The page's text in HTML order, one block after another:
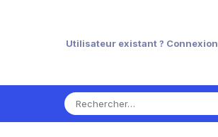
Utilisateur existant ? Connexion